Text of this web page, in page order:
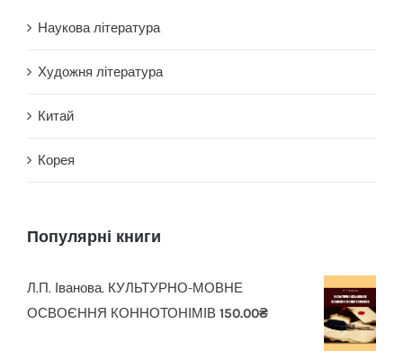
Наукова література
Художня література
Китай
Корея
Популярні книги
Л.П. Іванова. КУЛЬТУРНО-МОВНЕ
ОСВОЄННЯ КОННОТОНІМІВ 150.00₴